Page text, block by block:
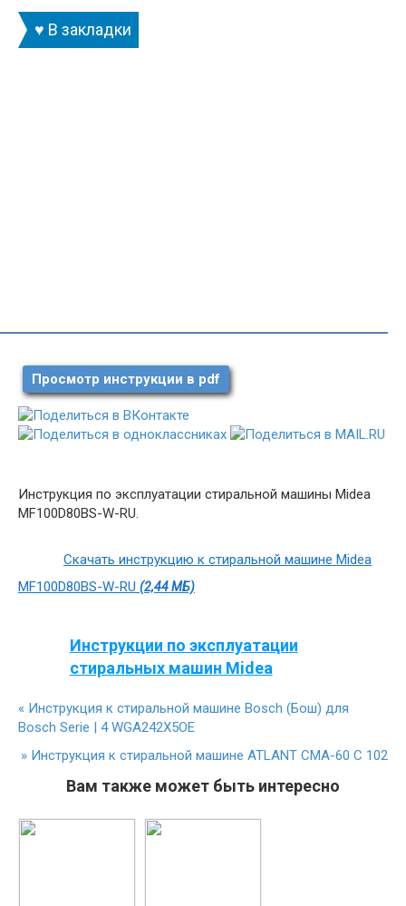
♥ В закладки
Просмотр инструкции в pdf
Инструкция по эксплуатации стиральной машины Midea
MF100D80BS-W-RU.
Скачать инструкцию к стиральной машине Midea
MF100D80BS-W-RU (2,44 МБ)
Инструкции по эксплуатации
стиральных машин Midea
« Инструкция к стиральной машине Bosch (Бош) для
Bosch Serie | 4 WGA242X5OE
» Инструкция к стиральной машине ATLANT СМА-60 С 102
Вам также может быть интересно